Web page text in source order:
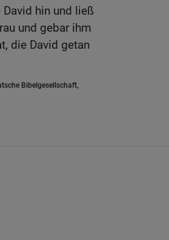
hin und ließ
und gebar ihm
die David getan
Bibelgesellschaft,